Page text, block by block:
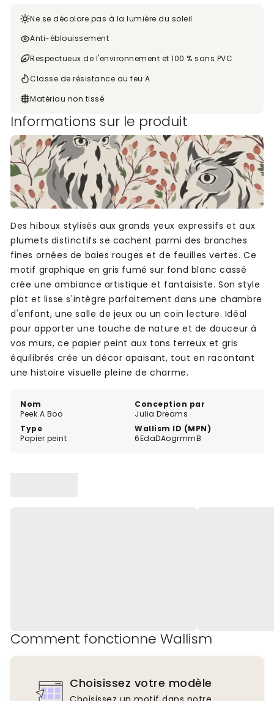
Ne se décolore pas à la lumière du soleil
Anti-éblouissement
Respectueux de l'environnement et 100 % sans PVC
Classe de résistance au feu A
Matériau non tissé
Informations sur le produit
Nom
Peek A Boo
Conception par
Julia Dreams
Type
Papier peint
Wallism ID (MPN)
6EdaDAogrmmB
Des hiboux stylisés aux grands yeux expressifs et aux
plumets distinctifs se cachent parmi des branches
fines ornées de baies rouges et de feuilles vertes. Ce
motif graphique en gris fumé sur fond blanc cassé
crée une ambiance artistique et fantaisiste. Son style
plat et lisse s'intègre parfaitement dans une chambre
d'enfant, une salle de jeux ou un coin lecture. Idéal
pour apporter une touche de nature et de douceur à
vos murs, ce papier peint aux tons terreux et gris
équilibrés crée un décor apaisant, tout en racontant
une histoire visuelle pleine de charme.
Comment fonctionne Wallism
Choisissez votre modèle